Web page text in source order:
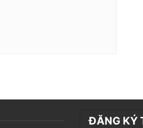
ĐĂNG KÝ